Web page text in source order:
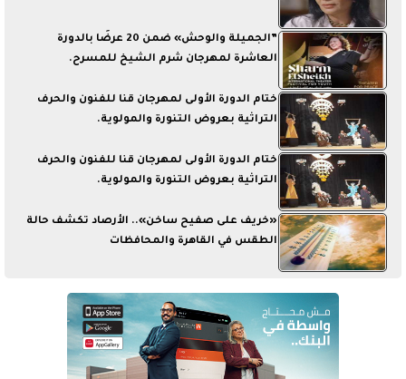
”الجميلة والوحش» ضمن 20 عرضًا بالدورة
العاشرة لمهرجان شرم الشيخ للمسرح.
ختام الدورة الأولى لمهرجان قنا للفنون والحرف
التراثية بعروض التنورة والمولوية.
ختام الدورة الأولى لمهرجان قنا للفنون والحرف
التراثية بعروض التنورة والمولوية.
«خريف على صفيح ساخن».. الأرصاد تكشف حالة
الطقس في القاهرة والمحافظات